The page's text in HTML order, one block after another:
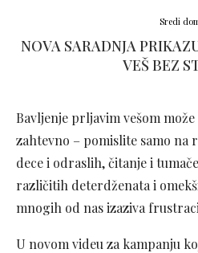
Sredi
NOVA SARADNJA
VEŠ BEZ
Bavljenje prljavim vešom
zahtevno – pomislite samo na
dece i odraslih, čitanje i
različitih deterdženata i
mnogih od nas izaziva
U novom videu za kampanju